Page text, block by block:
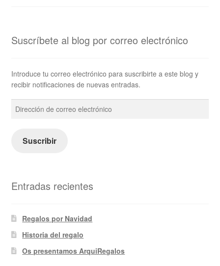
Suscríbete al blog por correo electrónico
Introduce tu correo electrónico para suscribirte a este blog y
recibir notificaciones de nuevas entradas.
Dirección
de
electrónico
Suscribir
Entradas recientes
Regalos por Navidad
Historia del regalo
Os presentamos ArquiRegalos